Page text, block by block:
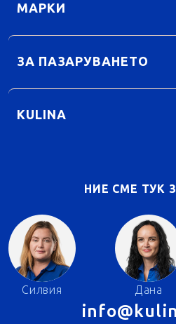
МАРКИ
ЗА ПАЗАРУВАНЕТО
KULINA
НИЕ СМЕ ТУК
Силвия Дана